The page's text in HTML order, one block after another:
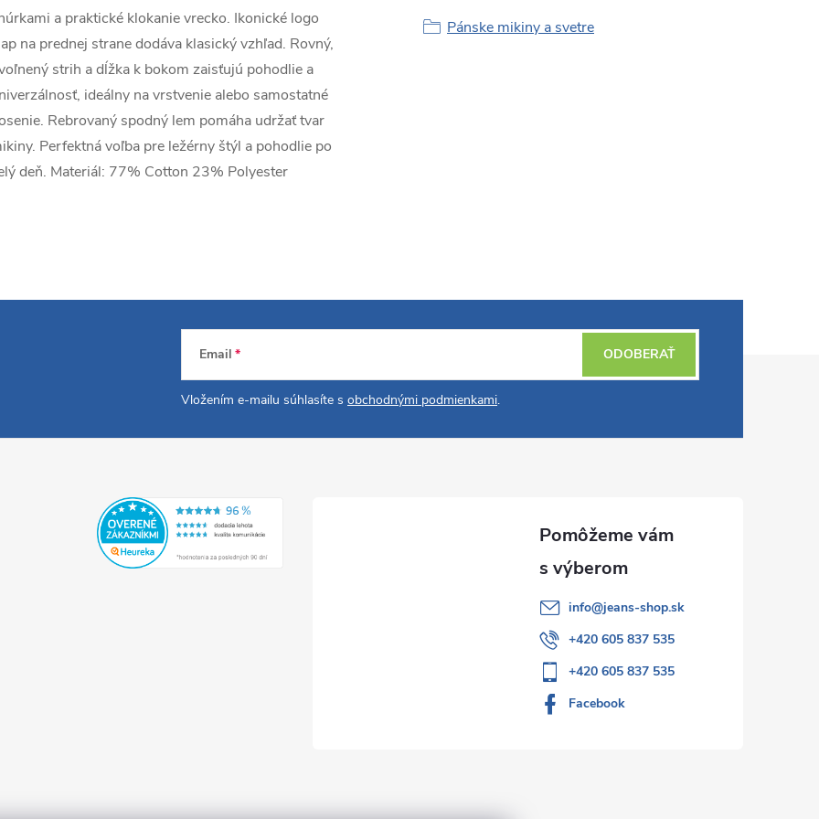
a praktické klokanie vrecko. Ikonické logo
na prednej strane dodáva klasický vzhľad. Rovný,
strih a dĺžka k bokom zaisťujú pohodlie a
ideálny na vrstvenie alebo samostatné
Rebrovaný spodný lem pomáha udržať tvar
Perfektná voľba pre ležérny štýl a pohodlie po
deň. Materiál: 77% Cotton 23% Polyester
Pánske mikiny a svetre
Email
Vložením e-mailu súhlasíte s obchodnými podmienkami.
ODOBERAŤ
info@jeans-shop.sk
+420 605 837 535
+420 605 837 535
Facebook